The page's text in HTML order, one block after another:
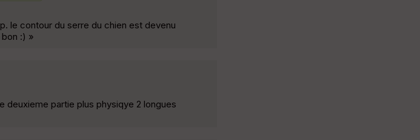
le contour du serre du chien est devenu
:) »
deuxieme partie plus physiqye 2 longues